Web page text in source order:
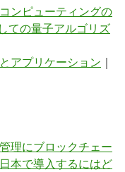
ンピューティングの
ての量子アルゴリズ
アプリケーション ｜
理にブロックチェー
本で導入するにはど